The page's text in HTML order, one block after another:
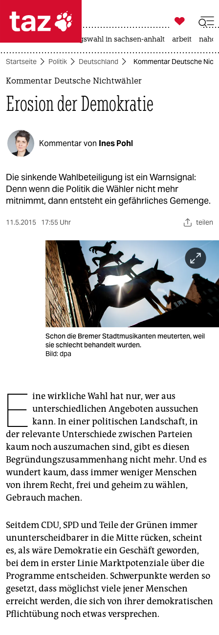
 taz zahl ich
taz zahl ich
politik
öko
gesellschaft
kultur
sport
berlin
wahrheit
veranstaltungen
genossenschaft
epaper login

taz zahl ich
landtagswahl in sachsen-anhalt arbeit
Startseite Politik Deutschland Kommentar Deutsche
Kommentar Deutsche Nichtwähler
Erosion der Demokratie
Kommentar von Ines Pohl
Die sinkende Wahlbeteiligung ist ein Warnsignal:
Denn wenn die Politik die Wähler nicht mehr
mitnimmt, dann entsteht ein gefährliches Gemenge.
11.5.2015 17:55 Uhr teilen
Schon die Bremer Stadtmusikanten meuterten, weil
sie schlecht behandelt wurden.
Bild: dpa
E ine wirkliche Wahl hat nur, wer aus
unterschiedlichen Angeboten aussuchen
kann. In einer politischen Landschaft, in
der relevante Unterschiede zwischen Parteien
kaum noch auszumachen sind, gibt es diesen
Begründungszusammenhang nicht mehr. Und es
wundert kaum, dass immer weniger Menschen
von ihrem Recht, frei und geheim zu wählen,
Gebrauch machen.
Seitdem CDU, SPD und Teile der Grünen immer
ununterscheidbarer in die Mitte rücken, scheint
es, als wäre Demokratie ein Geschäft geworden,
bei dem in erster Linie Marktpotenziale über die
Programme entscheiden. Schwerpunkte werden so
gesetzt, dass möglichst viele jener Menschen
erreicht werden, die sich von ihrer demokratischen
Pflichtübung noch etwas versprechen.